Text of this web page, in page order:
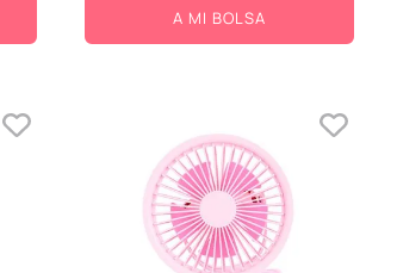
A MI BOLSA